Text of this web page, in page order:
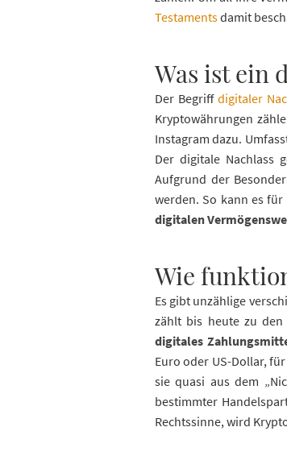
Testamentsdamit
Was ist ein
Der Begriffdigitaler
Kryptowährungen
Instagram dazu.
Der digitale Nachlass
Aufgrund der
werden. So kann es
digitalen
Wie
Es gibt unzählige
zählt bis heute zu den
digitales
Euro oder US-Dollar,
sie quasi aus dem
bestimmter
Rechtssinne, wird